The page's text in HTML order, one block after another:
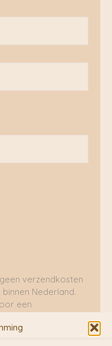
verzendkosten
Nederland.
een